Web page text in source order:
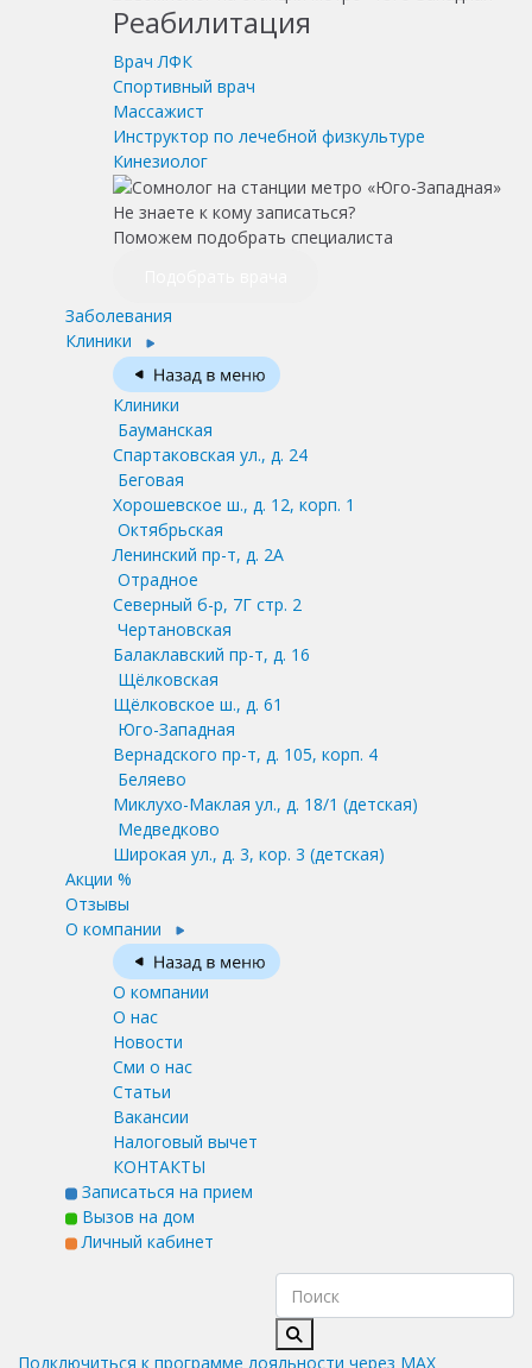
Реабилитация
Врач ЛФК
Спортивный врач
Массажист
Инструктор по лечебной физкультуре
Кинезиолог
Не знаете к кому записаться?
Поможем подобрать специалиста
Заболевания
Клиники
Клиники
Бауманская
Спартаковская ул., д. 24
Беговая
Хорошевское ш., д. 12, корп. 1
Октябрьская
Ленинский пр-т, д. 2А
Отрадное
Северный б-р, 7Г стр. 2
Чертановская
Балаклавский пр-т, д. 16
Щёлковская
Щёлковское ш., д. 61
Юго-Западная
Вернадского пр-т, д. 105, корп. 4
Беляево
Миклухо-Маклая ул., д. 18/1 (детская)
Медведково
Широкая ул., д. 3, кор. 3 (детская)
Акции %
Отзывы
О компании
О компании
О нас
Новости
Сми о нас
Статьи
Вакансии
Налоговый вычет
КОНТАКТЫ
Записаться на прием
Вызов на дом
Личный кабинет
Подключиться к программе лояльности через MAX